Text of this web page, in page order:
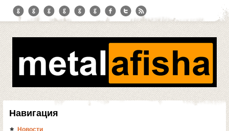
Навигация
Новости